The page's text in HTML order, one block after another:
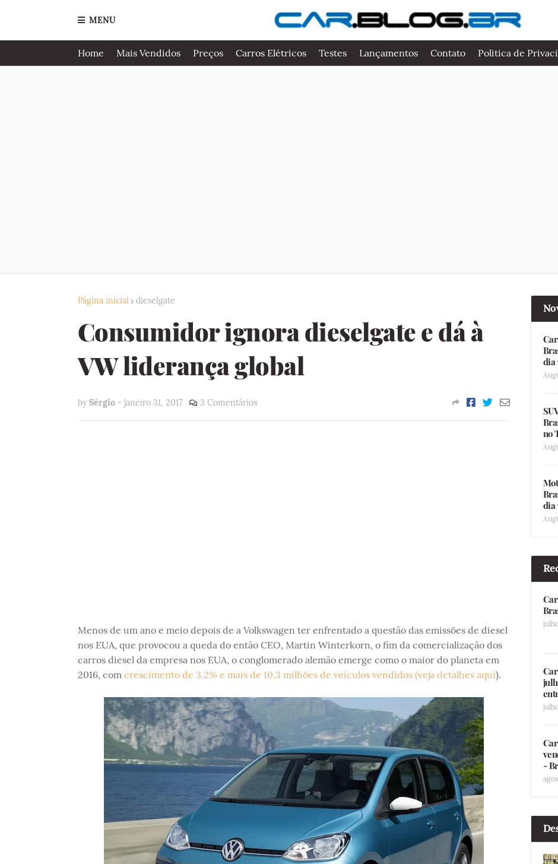
MENU
Home Mais Vendidos Preços Carros Elétricos Testes Lançamentos Contato Politica de
Página inicial dieselgate
Consumidor ignora dieselgate e dá à
VW liderança global
by Sérgio - janeiro 31, 2017 3 Comentários
Menos de um ano e meio depois de a Volkswagen ter enfrentado a questão das emissões de diesel
nos EUA, que provocou a queda do então CEO, Martin Winterkorn, o fim da comercialização dos
carros diesel da empresa nos EUA, o conglomerado alemão emerge como o maior do planeta em
2016, com crescimento de 3,2% e mais de 10,3 milhões de veículos vendidos (veja detalhes aqui).
dia
no
dia
-